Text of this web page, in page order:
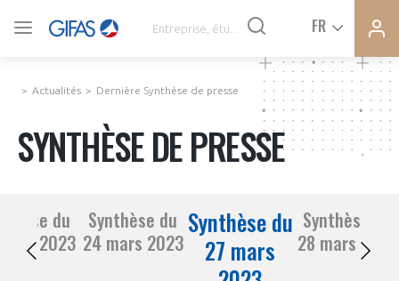
FR
SYNTHÈSE DE PRESSE
Actualités Dernière Synthèse de presse
SYNTHÈSE DE PRESSE
du
23 mars 2023
Synthèse du
24 mars 2023
Synthèse du
27 mars
Synthèse du
28 mars 2023
VOUS ÊTES ADHÉRENTS
DEMANDE D’ADHÉSION